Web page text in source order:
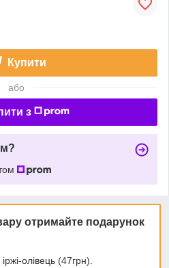
Купити
або
з
отримайте подарунок
олівець (47грн).